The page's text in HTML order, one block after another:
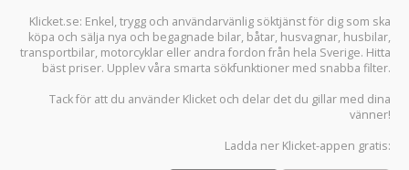
Klicket.se: Enkel, trygg och användarvänlig söktjänst för dig som ska
köpa och sälja nya och begagnade bilar, båtar, husvagnar, husbilar,
transportbilar, motorcyklar eller andra fordon från hela Sverige. Hitta
bäst priser. Upplev våra smarta sökfunktioner med snabba filter.
Tack för att du använder Klicket och delar det du gillar med dina
vänner!
Ladda ner Klicket-appen gratis: